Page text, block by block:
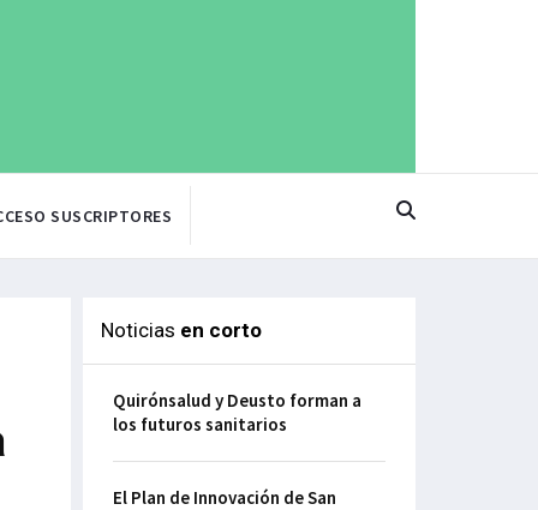
SUSCRIPTORES
Noticias en corto
Quirónsalud y Deusto forman a
los futuros sanitarios
El Plan de Innovación de San